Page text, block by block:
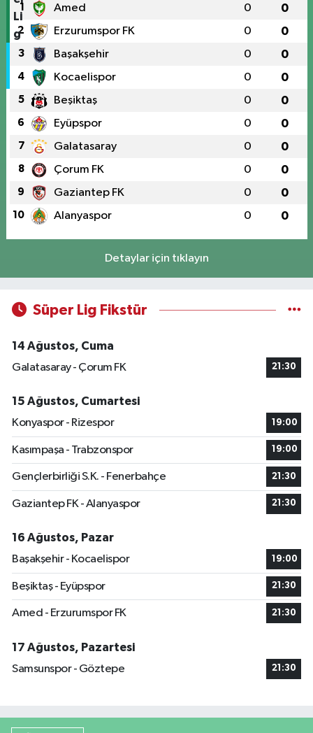
1 Amed 0 0
2 Erzurumspor FK 0 0
3 Başakşehir 0 0
4 Kocaelispor 0 0
5 Beşiktaş 0 0
6 Eyüpspor 0 0
7 Galatasaray 0 0
8 Çorum FK 0 0
9 Gaziantep FK 0 0
10 Alanyaspor 0 0
Detaylar için tıklayın
Süper Lig Fikstür
14 Ağustos, Cuma
Galatasaray - Çorum FK
21:30
15 Ağustos, Cumartesi
Konyaspor - Rizespor
19:00
Kasımpaşa - Trabzonspor 19:00
Gençlerbirliği S.K. - Fenerbahçe 21:30
Gaziantep FK - Alanyaspor 21:30
16 Ağustos, Pazar
Başakşehir - Kocaelispor
19:00
Beşiktaş - Eyüpspor 21:30
Amed - Erzurumspor FK 21:30
17 Ağustos, Pazartesi
Samsunspor - Göztepe
21:30